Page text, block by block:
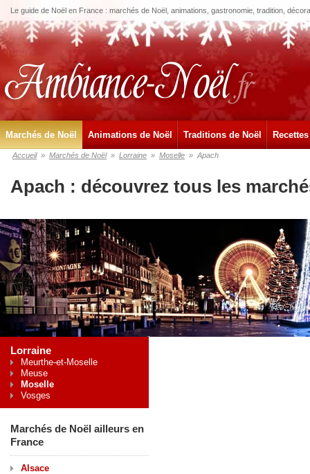
Le guide de Noël en France : marchés de Noël, animations, gastronomie, tradition,
Marchés de Noël Animations de Noël Traditions de Noël
Accueil » Marchés de Noël » Lorraine » Moselle » Apach
Apach : découvrez tous les
Lorraine
Meurthe-et-Moselle
Meuse
Moselle
Vosges
Marchés de Noël ailleurs en
France
Alsace